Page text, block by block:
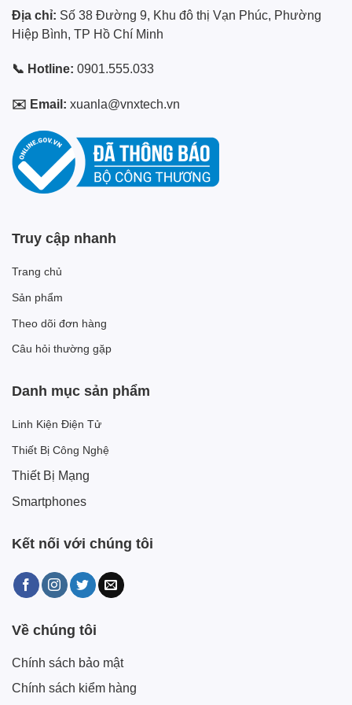
Địa chỉ: Số 38 Đường 9, Khu đô thị Vạn Phúc, Phường
Hiệp Bình, TP Hồ Chí Minh
📞 Hotline: 0901.555.033
✉️ Email: xuanla@vnxtech.vn
Truy cập nhanh
Trang chủ
Sản phẩm
Theo dõi đơn hàng
Câu hỏi thường gặp
Danh mục sản phẩm
Linh Kiện Điện Tử
Thiết Bị Công Nghệ
Thiết Bị Mạng
Smartphones
Kết nối với chúng tôi
Về chúng tôi
Chính sách bảo mật
Chính sách kiểm hàng